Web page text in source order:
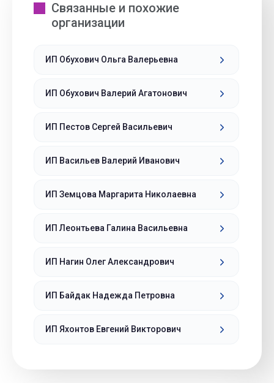
Связанные и похожие
организации
ИП Обухович Ольга Валерьевна
ИП Обухович Валерий Агатонович
ИП Пестов Сергей Васильевич
ИП Васильев Валерий Иванович
ИП Земцова Маргарита Николаевна
ИП Леонтьева Галина Васильевна
ИП Нагин Олег Александрович
ИП Байдак Надежда Петровна
ИП Яхонтов Евгений Викторович